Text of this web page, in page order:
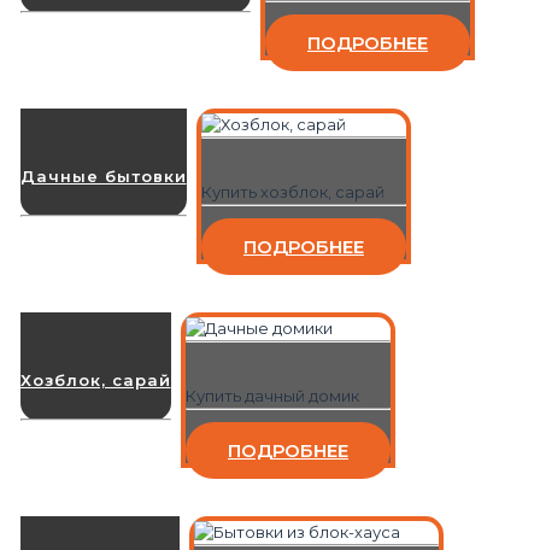
ПОДРОБНЕЕ
Дачные бытовки
Купить хозблок, сарай
ПОДРОБНЕЕ
Хозблок, сарай
Купить дачный домик
ПОДРОБНЕЕ